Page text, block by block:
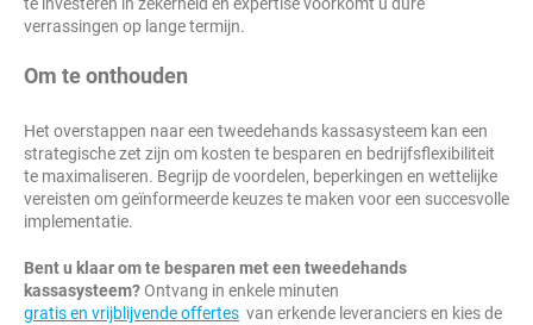
te investeren in zekerheid en expertise voorkomt u dure
verrassingen op lange termijn.
Om te onthouden
Het overstappen naar een tweedehands kassasysteem kan een
strategische zet zijn om kosten te besparen en bedrijfsflexibiliteit
te maximaliseren. Begrijp de voordelen, beperkingen en wettelijke
vereisten om geïnformeerde keuzes te maken voor een succesvolle
implementatie.
Bent u klaar om te besparen met een tweedehands
kassasysteem? Ontvang in enkele minuten
gratis en vrijblijvende offertes van erkende leveranciers en kies de